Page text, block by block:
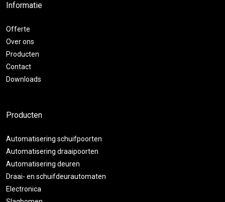
Informatie
Offerte
Over ons
Producten
Contact
Downloads
Producten
Automatisering schuifpoorten
Automatisering draaipoorten
Automatisering deuren
Draai- en schuifdeurautomaten
Electronica